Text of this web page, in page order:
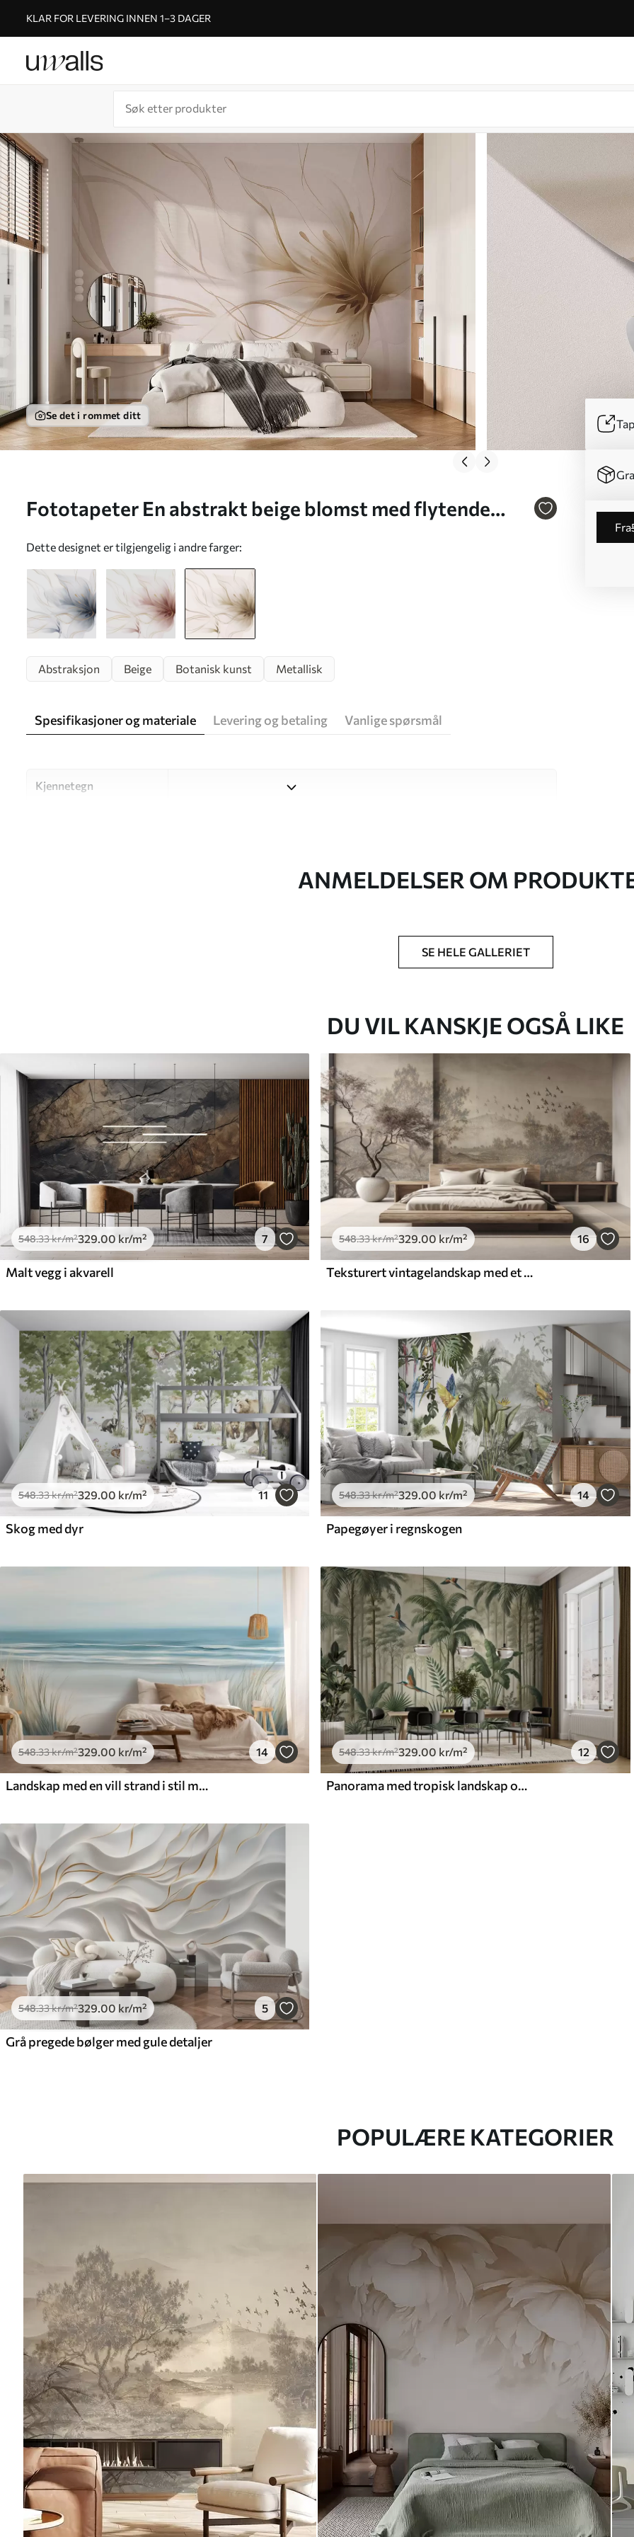
KLAR FOR LEVERING INNEN 1–3 DAGER
Se det i rommet ditt
Fototapeter En abstrakt beige blomst med flytende
Dette designet er tilgjengelig i andre farger:
fra
Abstraksjon Beige Botanisk kunst Metallisk
Spesifikasjoner og materiale Levering og betaling Vanlige spørsmål
Kjennetegn
Rengjøring
Tapetet kan rengjøres skånsomt med en myk svamp. Tapeter med
lakkfinish kan rengjøres med vann.
Påføringsmetode Sømløs applikasjon
Tilgjengelige materialer
Standard
548.33329.00kr/m² 665 .00399.00kr/m²
Premium vinyl Peel and Stick
ANMELDELSER OM
SE HELE GALLERIET
DU VIL KANSKJE OGSÅ LIKE
548.33kr/m²329 .00 kr/m² 7
Malt vegg i akvarell
548.33kr/m²329 .00kr/m² 16
Teksturert vintagelandskap med et tre nær en elv og en overskyet himmel, naturkunst i sepiatoner
548.33kr/m²329.00 kr/m² 11
Skog med dyr
548.33kr/m²329.00 kr/m² 14
Papegøyer i regnskogen
548.33kr/m²329 .00 kr/m² 14
Landskap med en vill strand i stil med oljemaleri
548.33kr/m²329 .00 kr/m² 12
Panorama med tropisk landskap og fugler
548.33kr/m²329.00 kr/m² 5
Grå pregede bølger med gule detaljer
POPULÆRE KATEGORIER